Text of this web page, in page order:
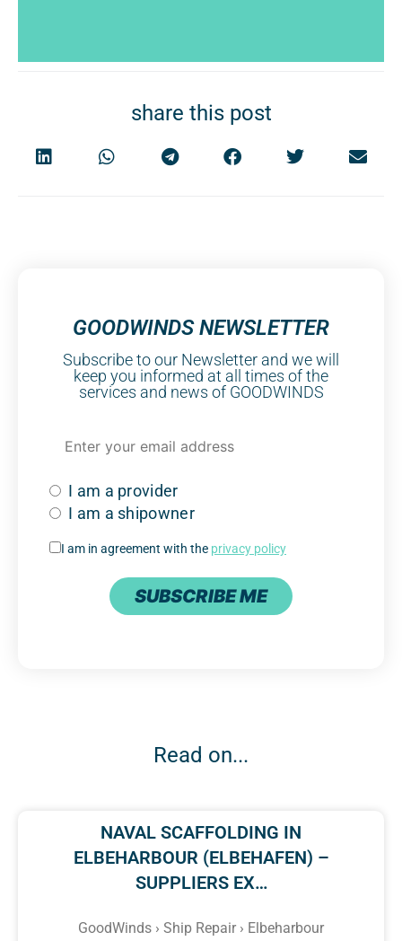
share this post
GOODWINDS NEWSLETTER
Subscribe to our Newsletter and we will
keep you informed at all times of the
services and news of GOODWINDS
I am a provider
I am a shipowner
I am in agreement with the privacy policy
SUBSCRIBE ME
Read on...
NAVAL SCAFFOLDING IN
ELBEHARBOUR (ELBEHAFEN) –
SUPPLIERS EX…
GoodWinds › Ship Repair › Elbeharbour